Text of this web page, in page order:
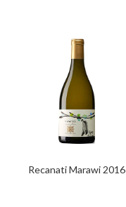
Recanati Marawi 2016